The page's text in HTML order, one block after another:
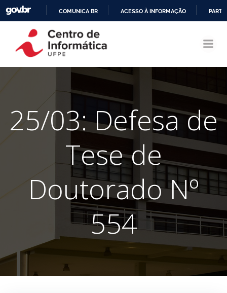
CONTEÚDO
COMUNICA BR ACESSO À INFORMAÇÃO
25/03: Defesa de
Tese de
Doutorado Nº
554